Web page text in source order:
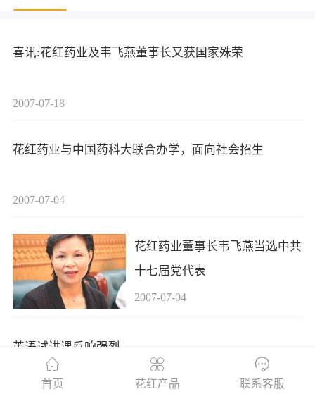
喜讯:花红药业及韦飞燕董事长又获国家殊荣
2007-07-18
花红药业与中国药科大联合办学，面向社会招生
2007-07-04
花红药业董事长韦飞燕当选中共
十七届党代表
2007-07-04
英语试讲课反响强烈
首页 花红产品 联系客服